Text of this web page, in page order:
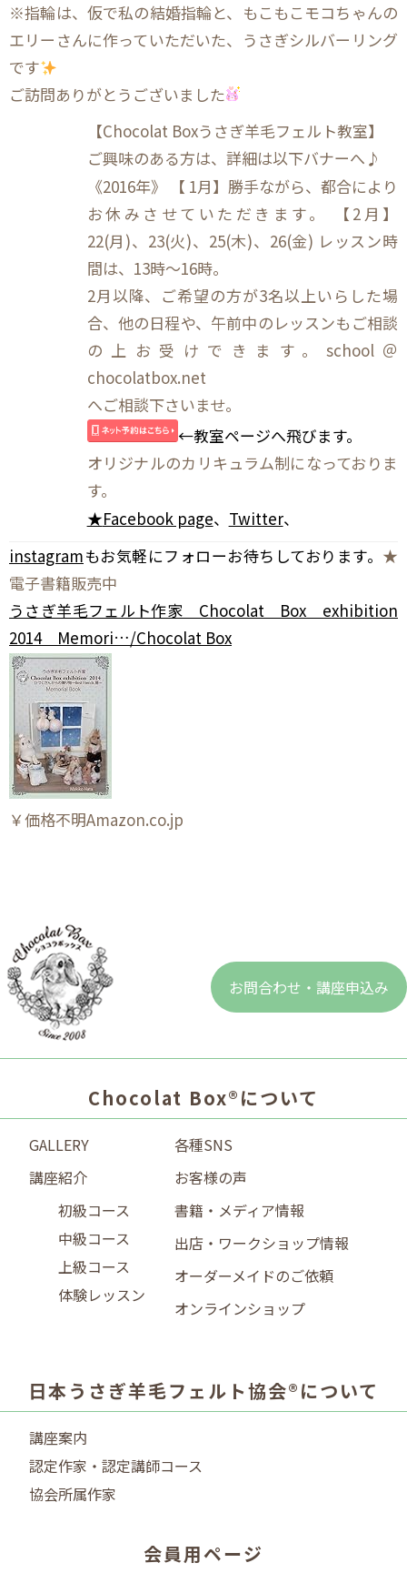
※指輪は、仮で私の結婚指輪と、もこもこモコちゃんの
エリーさんに作っていただいた、うさぎシルバーリング
です
ご訪問ありがとうございました
【Chocolat Boxうさぎ羊毛フェルト教室】
ご興味のある方は、詳細は以下バナーへ♪
《2016年》 【 1月】勝手ながら、都合により
お休みさせていただきます。 【2月】
22(月)、23(火)、25(木)、26(金) レッスン時
間は、13時～16時。
2月以降、ご希望の方が3名以上いらした場
合、他の日程や、午前中のレッスンもご相談
の上お受けできます。school＠
chocolatbox.net
へご相談下さいませ。
←教室ページへ飛びます。
オリジナルのカリキュラム制になっておりま
す。
★Facebook page、 Twitter、
instagramもお気軽にフォローお待ちしております。 ★
電子書籍販売中
うさぎ羊毛フェルト作家 Chocolat Box exhibition
2014 Memori…/Chocolat Box
￥価格不明Amazon.co.jp
お問合わせ・講座申込み
Chocolat Box®について
GALLERY
講座紹介
初級コース
中級コース
上級コース
体験レッスン
各種SNS
お客様の声
書籍・メディア情報
出店・ワークショップ情報
オーダーメイドのご依頼
オンラインショップ
日本うさぎ羊毛フェルト協会®について
講座案内
認定作家・認定講師コース
協会所属作家
会員用ページ